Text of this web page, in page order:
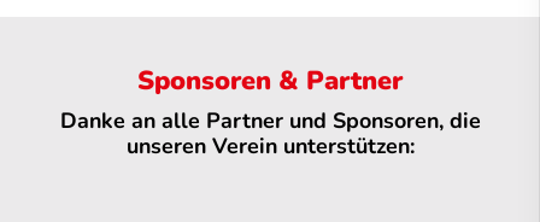
Sponsoren & Partner
Danke an alle Partner und Sponsoren, die
unseren Verein unterstützen: